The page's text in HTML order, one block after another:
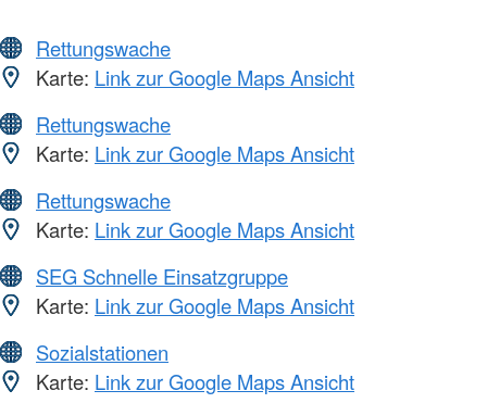
Rettungswache
Karte: Link zur Google Maps Ansicht
Rettungswache
Karte: Link zur Google Maps Ansicht
Rettungswache
Karte: Link zur Google Maps Ansicht
SEG Schnelle Einsatzgruppe
Karte: Link zur Google Maps Ansicht
Sozialstationen
Karte: Link zur Google Maps Ansicht